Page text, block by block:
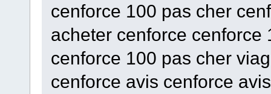
cenforce 100 pas cher
acheter cenforce cenforce
cenforce 100 pas cher
cenforce avis cenforce avis